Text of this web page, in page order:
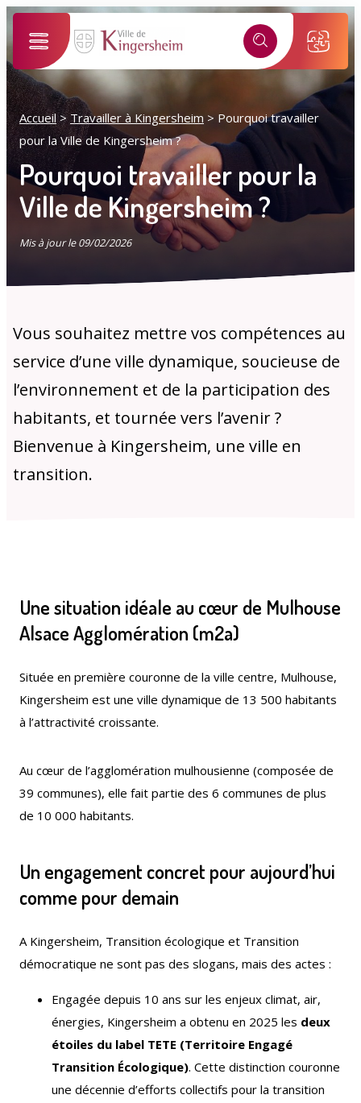
Ma ville selon mon profil
Je suis...
Mon compte M2A
Publications
municipales
Enquêtes publiques
Qualité de l'air Economie locale
Associations
Le Créa
Accueil> Travailler à Kingersheim > Pourquoi travailler
pour la Ville de Kingersheim ?
Pourquoi travailler pour la
Ville de Kingersheim ?
Mis à jour le 09/02/2026
Vous souhaitez mettre vos compétences au
service d’une ville dynamique, soucieuse de
l’environnement et de la participation des
habitants, et tournée vers l’avenir ?
Bienvenue à Kingersheim, une ville en
transition.
Une situation idéale au cœur de Mulhouse
Alsace Agglomération (m2a)
Située en première couronne de la ville centre, Mulhouse,
Kingersheim est une ville dynamique de 13 500 habitants
à l’attractivité croissante.
Au cœur de l’agglomération mulhousienne (composée de
39 communes), elle fait partie des 6 communes de plus
de 10 000 habitants.
Un engagement concret pour aujourd’hui
comme pour demain
A Kingersheim, Transition écologique et Transition
démocratique ne sont pas des slogans, mais des actes :
Engagée depuis 10 ans sur les enjeux climat, air,
énergies, Kingersheim a obtenu en 2025 les deux
étoiles du label TETE (Territoire Engagé
Transition Écologique). Cette distinction couronne
une décennie d’efforts collectifs pour la transition
Événements, incidents...
Nos services vous informent en temps réel par SMS !
Numéro de rue*
Nom de la rue
Sélectionner une rue
politiques de confidentialités.